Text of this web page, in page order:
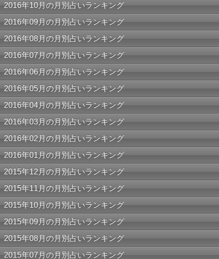
2016年10月の月別占いランキング
2016年09月の月別占いランキング
2016年08月の月別占いランキング
2016年07月の月別占いランキング
2016年06月の月別占いランキング
2016年05月の月別占いランキング
2016年04月の月別占いランキング
2016年03月の月別占いランキング
2016年02月の月別占いランキング
2016年01月の月別占いランキング
2015年12月の月別占いランキング
2015年11月の月別占いランキング
2015年10月の月別占いランキング
2015年09月の月別占いランキング
2015年08月の月別占いランキング
2015年07月の月別占いランキング